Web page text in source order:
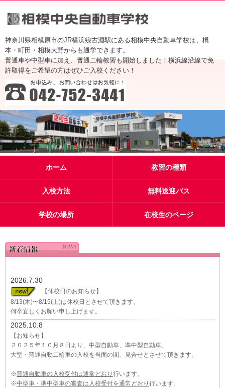
神奈川県相模原市のJR横浜線古淵駅にある相模中央自動車学校は、橋
本・町田・相模大野からも通学できます。
普通車や中型車に加え、普通二輪教習も開始しました！横浜線沿線で免
許取得をご希望の方はぜひご入校ください！
ホーム 教習の種類
入校方法 無料送迎バス
学校の場所 在校生のページ
2026.7.30
【休校日のお知らせ】
8/13(木)〜8/15(土)は休校日とさせて頂きます。
何卒宜しくお願い申し上げます。
2025.10.8
【お知らせ】
２０２５年１０月８日より、中型自動車、準中型自動車、
大型・普通自動二輪車の入校を当面の間、見合せとさせて頂きます。
※普通自動車の入校受付は通常どおり 行います。
※中型車・準中型車の審査は入校受付を通常どおり 行います。